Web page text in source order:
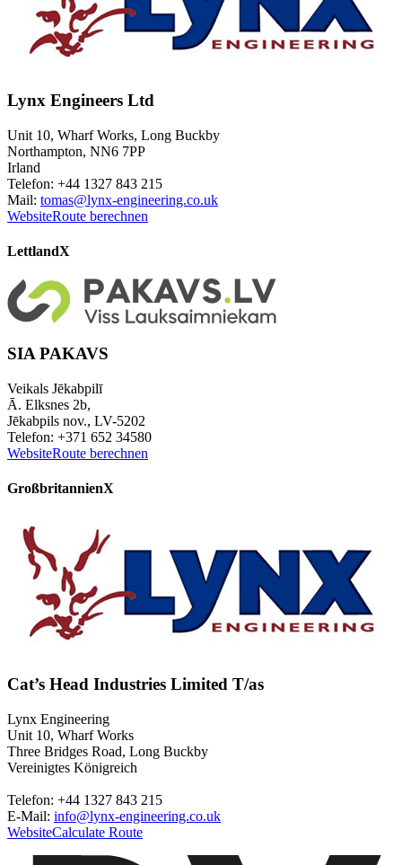
Lynx Engineers Ltd
Unit 10, Wharf Works, Long Buckby
Northampton, NN6 7PP
Irland
Telefon: +44 1327 843 215
Mail: tomas@lynx-engineering.co.uk
WebsiteRoute berechnen
LettlandX
SIA PAKAVS
Veikals Jēkabpilī
Ā. Elksnes 2b,
Jēkabpils nov., LV-5202
Telefon: +371 652 34580
WebsiteRoute berechnen
GroßbritannienX
Cat’s Head Industries Limited T/as
Lynx Engineering
Unit 10, Wharf Works
Three Bridges Road, Long Buckby
Vereinigtes Königreich
Telefon: +44 1327 843 215
E-Mail: info@lynx-engineering.co.uk
WebsiteCalculate Route